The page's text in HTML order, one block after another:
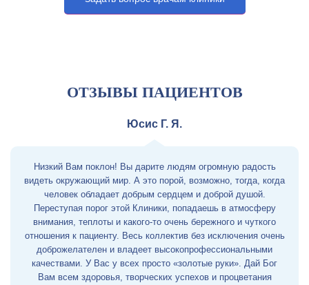
ОТЗЫВЫ ПАЦИЕНТОВ
Юсис Г. Я.
Низкий Вам поклон! Вы дарите людям огромную радость
видеть окружающий мир. А это порой, возможно, тогда, когда
человек обладает добрым сердцем и доброй душой.
Переступая порог этой Клиники, попадаешь в атмосферу
внимания, теплоты и какого-то очень бережного и чуткого
отношения к пациенту. Весь коллектив без исключения очень
доброжелателен и владеет высокопрофессиональными
качествами. У Вас у всех просто «золотые руки». Дай Бог
Вам всем здоровья, творческих успехов и процветания